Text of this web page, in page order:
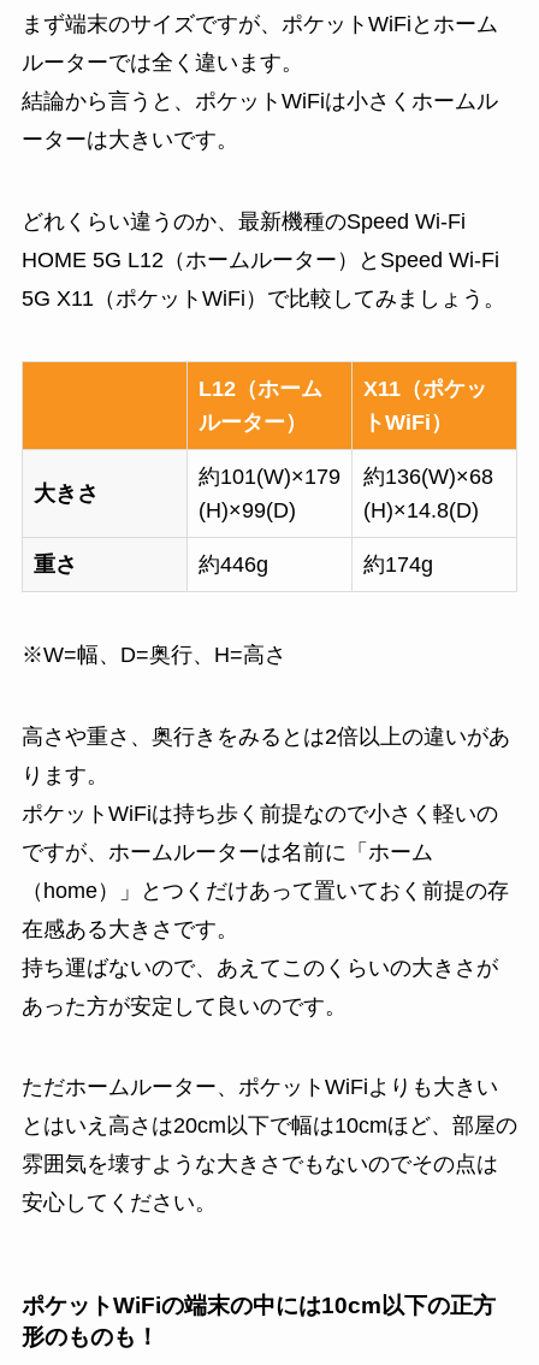
まず端末のサイズですが、ポケットWiFiとホーム
ルーターでは全く違います。
結論から言うと、ポケットWiFiは小さくホームル
ーターは大きいです。
どれくらい違うのか、最新機種のSpeed Wi-Fi
HOME 5G L12（ホームルーター）とSpeed Wi-Fi
5G X11（ポケットWiFi）で比較してみましょう。
L12（ホーム
ルーター）
X11（ポケッ
トWiFi）
大きさ
約101(W)×179
(H)×99(D)
約136(W)×68
(H)×14.8(D)
重さ 約446g 約174g
※W=幅、D=奥行、H=高さ
高さや重さ、奥行きをみるとは2倍以上の違いがあ
ります。
ポケットWiFiは持ち歩く前提なので小さく軽いの
ですが、ホームルーターは名前に「ホーム
（home）」とつくだけあって置いておく前提の存
在感ある大きさです。
持ち運ばないので、あえてこのくらいの大きさが
あった方が安定して良いのです。
ただホームルーター、ポケットWiFiよりも大きい
とはいえ高さは20cm以下で幅は10cmほど、部屋の
雰囲気を壊すような大きさでもないのでその点は
安心してください。
ポケットWiFiの端末の中には10cm以下の正方
形のものも！